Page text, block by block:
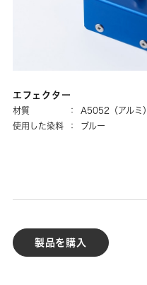
エフェクター
材質 ：
A5052（アルミ）
使用した染料
： ブルー
製品を購入